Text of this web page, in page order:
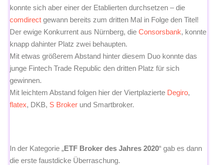
konnte sich aber einer der Etablierten durchsetzen – die
comdirect gewann bereits zum dritten Mal in Folge den Titel!
Der ewige Konkurrent aus Nürnberg, die Consorsbank, konnte
knapp dahinter Platz zwei behaupten.
Mit etwas größerem Abstand hinter diesem Duo konnte das
junge Fintech Trade Republic den dritten Platz für sich
gewinnen.
Mit leichtem Abstand folgen hier der Viertplazierte Degiro,
flatex, DKB, S Broker und Smartbroker.
In der Kategorie „ETF Broker des Jahres 2020“ gab es dann
die erste faustdicke Überraschung.